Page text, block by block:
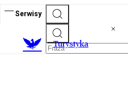
Serwisy
Turystyka